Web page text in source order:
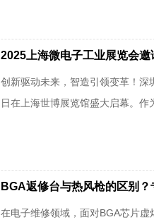
2025上海微电子工业展览会邀
创新驱动未来，智造引领变革！‌
日‌在上海世博展览馆盛大启幕。
BGA返修台与热风枪的区别
在电子维修领域，面对BGA芯片